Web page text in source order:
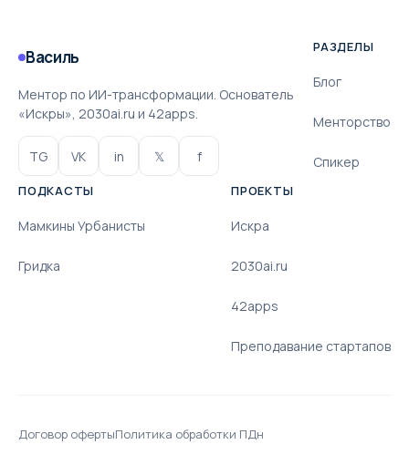
Василь
Ментор по ИИ-трансформации. Основатель
«Искры», 2030ai.ru и 42apps.
TG VK in 𝕏 f
РАЗДЕЛЫ
Блог
Менторство
Спикер
ПОДКАСТЫ
Мамкины Урбанисты
Гридка
ПРОЕКТЫ
Искра
2030ai.ru
42apps
Преподавание стартапов
Договор офертыПолитика обработки ПДн